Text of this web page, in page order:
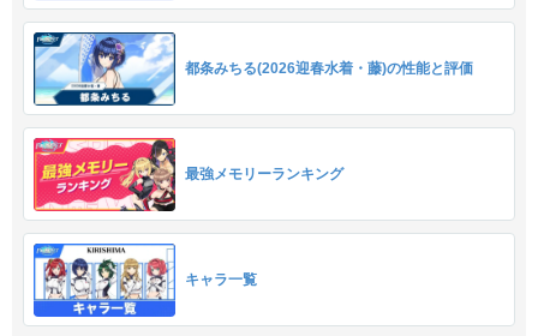
都条みちる(2026迎春水着・藤)の性能と評価
最強メモリーランキング
キャラ一覧